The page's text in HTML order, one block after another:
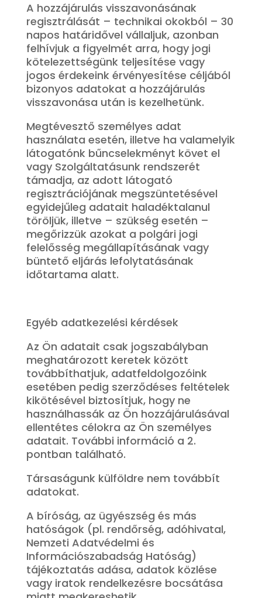
A hozzájárulás visszavonásának
regisztrálását – technikai okokból – 30
napos határidővel vállaljuk, azonban
felhívjuk a figyelmét arra, hogy jogi
kötelezettségünk teljesítése vagy
jogos érdekeink érvényesítése céljából
bizonyos adatokat a hozzájárulás
visszavonása után is kezelhetünk.
Megtévesztő személyes adat
használata esetén, illetve ha valamelyik
látogatónk bűncselekményt követ el
vagy Szolgáltatásunk rendszerét
támadja, az adott látogató
regisztrációjának megszüntetésével
egyidejűleg adatait haladéktalanul
töröljük, illetve – szükség esetén –
megőrizzük azokat a polgári jogi
felelősség megállapításának vagy
büntető eljárás lefolytatásának
időtartama alatt.
Egyéb adatkezelési kérdések
Az Ön adatait csak jogszabályban
meghatározott keretek között
továbbíthatjuk, adatfeldolgozóink
esetében pedig szerződéses feltételek
kikötésével biztosítjuk, hogy ne
használhassák az Ön hozzájárulásával
ellentétes célokra az Ön személyes
adatait. További információ a 2.
pontban található.
Társaságunk külföldre nem továbbít
adatokat.
A bíróság, az ügyészség és más
hatóságok (pl. rendőrség, adóhivatal,
Nemzeti Adatvédelmi és
Információszabadság Hatóság)
tájékoztatás adása, adatok közlése
vagy iratok rendelkezésre bocsátása